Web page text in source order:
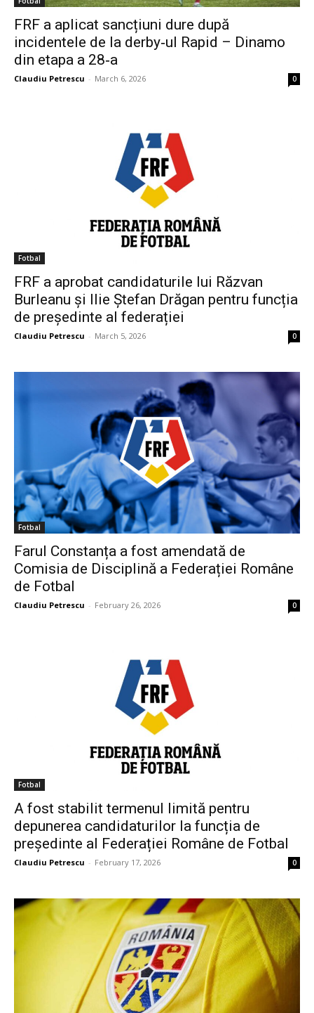
FRF a aplicat sancțiuni dure după
incidentele de la derby‑ul Rapid – Dinamo
din etapa a 28‑a
Claudiu Petrescu - March 6, 2026 0
Fotbal
FRF a aprobat candidaturile lui Răzvan
Burleanu și Ilie Ștefan Drăgan pentru funcția
de președinte al federației
Claudiu Petrescu - March 5, 2026 0
Fotbal
Farul Constanța a fost amendată de
Comisia de Disciplină a Federației Române
de Fotbal
Claudiu Petrescu - February 26, 2026 0
Fotbal
A fost stabilit termenul limită pentru
depunerea candidaturilor la funcția de
președinte al Federației Române de Fotbal
Claudiu Petrescu - February 17, 2026 0